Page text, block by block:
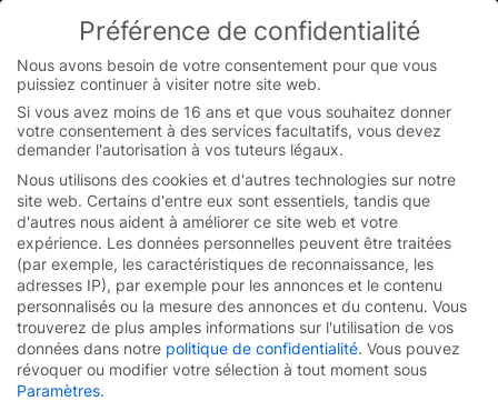
You are currently on the French website.
Switch to the English version.
Skip
content
Préférence de confidentialité
Nous avons besoin de votre consentement pour que vous
puissiez continuer à visiter notre site web.
Si vous avez moins de 16 ans et que vous souhaitez donner
votre consentement à des services facultatifs, vous devez
demander l'autorisation à vos tuteurs légaux.
Nous utilisons des cookies et d'autres technologies sur notre
site web. Certains d'entre eux sont essentiels, tandis que
d'autres nous aident à améliorer ce site web et votre
expérience. Les données personnelles peuvent être traitées
(par exemple, les caractéristiques de reconnaissance, les
adresses IP), par exemple pour les annonces et le contenu
personnalisés ou la mesure des annonces et du contenu. Vous
trouverez de plus amples informations sur l'utilisation de vos
données dans notre politique de confidentialité. Vous pouvez
révoquer ou modifier votre sélection à tout moment sous
Paramètres.